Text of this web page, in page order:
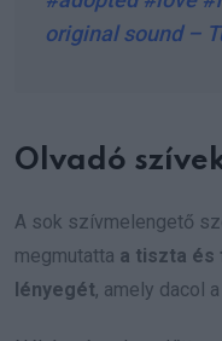
original sound –
Olvadó
A sok szívmelengető
megmutatta a tiszta
lényegét, amely dacol